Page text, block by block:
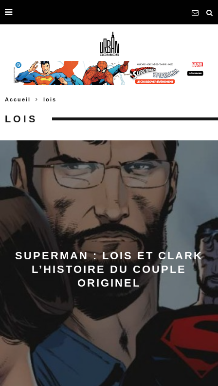
Accueil lois
LOIS
SUPERMAN : LOIS ET CLARK
L’HISTOIRE DU COUPLE
ORIGINEL